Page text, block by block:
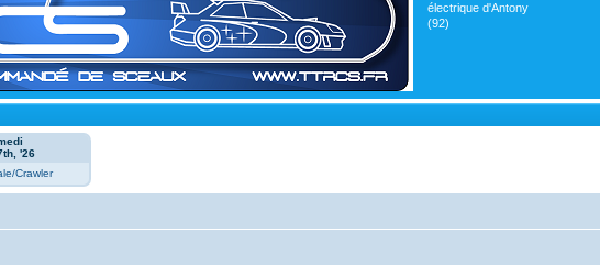
électrique d'Antony
(92)
'26
Crawler